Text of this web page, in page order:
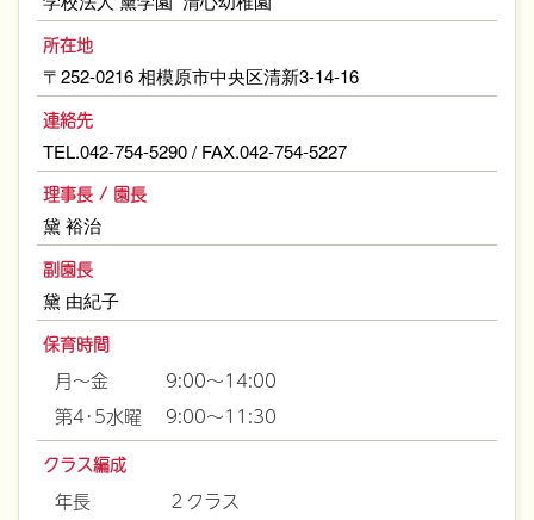
所在地
〒252-0216 相模原市中央区清新3-14-16
連絡先
TEL.042-754-5290 / FAX.042-754-5227
理事長 / 園長
黛 裕治
副園長
黛 由紀子
保育時間
月～金
9:00～14:00
第4･5水曜
9:00～11:30
クラス編成
年長
２クラス